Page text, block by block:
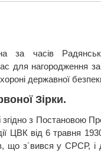
за часів
для нагородження за
державної
Зірки.
згідно з Постановою
ЦВК від 6 травня
що з´вився у СРСР, і